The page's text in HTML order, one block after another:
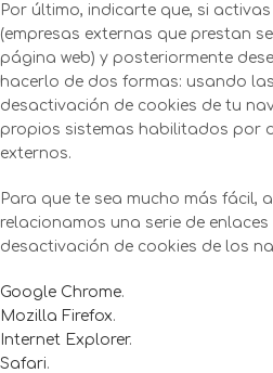
Por último, indicarte que, si activas
(empresas externas que prestan
página web) y posteriormente
hacerlo de dos formas: usando
desactivación de cookies de tu
propios sistemas habilitados por
externos.
Para que te sea mucho más fácil,
relacionamos una serie de
desactivación de cookies de los
Google Chrome.
Mozilla Firefox.
Internet Explorer.
Safari.